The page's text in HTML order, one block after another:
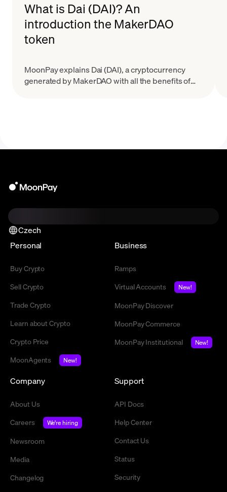
What is Dai (DAI)? An
introduction the MakerDAO
token
MoonPay explains Dai (DAI), a cryptocurrency
generated by MakerDAO with all the benefits of
Czech
Personal
Buy Crypto
Sell Crypto
Trade Crypto
Learn about Crypto
Crypto Price
MoonAgents
New!
Business
Ramps
Virtual Accounts
New!
MoonPay Discover
MoonPay Commerce
MoonPay Institutional
New!
Company
About Us
Careers
We're hiring
Newsroom
Media
Changelog
Support
API Docs
Help Center
Contact Us
Status
Security